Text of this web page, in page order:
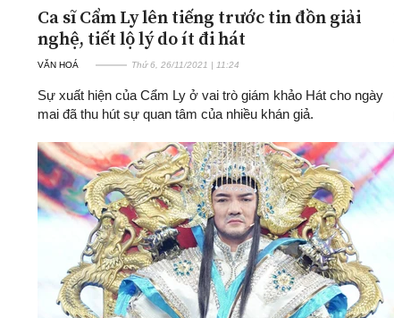
Ca sĩ Cẩm Ly lên tiếng trước tin đồn giải
nghệ, tiết lộ lý do ít đi hát
VĂN HOÁ Thứ 6, 26/11/2021 | 11:24
Sự xuất hiện của Cẩm Ly ở vai trò giám khảo Hát cho ngày
mai đã thu hút sự quan tâm của nhiều khán giả.